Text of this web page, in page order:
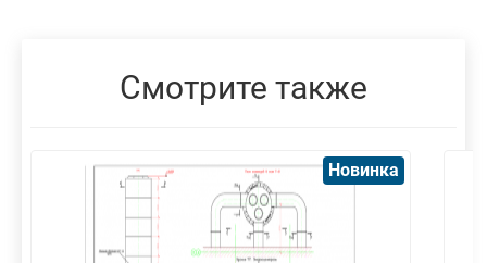
Смотрите также
Новинка